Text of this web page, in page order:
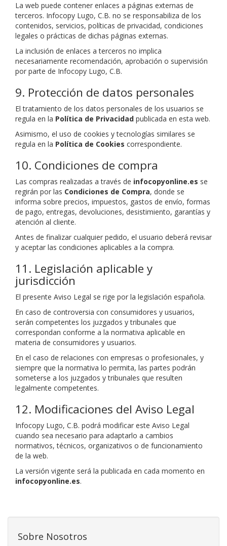
La web puede contener enlaces a páginas externas de
terceros. Infocopy Lugo, C.B. no se responsabiliza de los
contenidos, servicios, políticas de privacidad, condiciones
legales o prácticas de dichas páginas externas.
La inclusión de enlaces a terceros no implica
necesariamente recomendación, aprobación o supervisión
por parte de Infocopy Lugo, C.B.
9. Protección de datos personales
El tratamiento de los datos personales de los usuarios se
regula en la Política de Privacidad publicada en esta web.
Asimismo, el uso de cookies y tecnologías similares se
regula en la Política de Cookies correspondiente.
10. Condiciones de compra
Las compras realizadas a través de infocopyonline.es se
regirán por las Condiciones de Compra, donde se
informa sobre precios, impuestos, gastos de envío, formas
de pago, entregas, devoluciones, desistimiento, garantías y
atención al cliente.
Antes de finalizar cualquier pedido, el usuario deberá revisar
y aceptar las condiciones aplicables a la compra.
11. Legislación aplicable y
jurisdicción
El presente Aviso Legal se rige por la legislación española.
En caso de controversia con consumidores y usuarios,
serán competentes los juzgados y tribunales que
correspondan conforme a la normativa aplicable en
materia de consumidores y usuarios.
En el caso de relaciones con empresas o profesionales, y
siempre que la normativa lo permita, las partes podrán
someterse a los juzgados y tribunales que resulten
legalmente competentes.
12. Modificaciones del Aviso Legal
Infocopy Lugo, C.B. podrá modificar este Aviso Legal
cuando sea necesario para adaptarlo a cambios
normativos, técnicos, organizativos o de funcionamiento
de la web.
La versión vigente será la publicada en cada momento en
infocopyonline.es.
Sobre Nosotros